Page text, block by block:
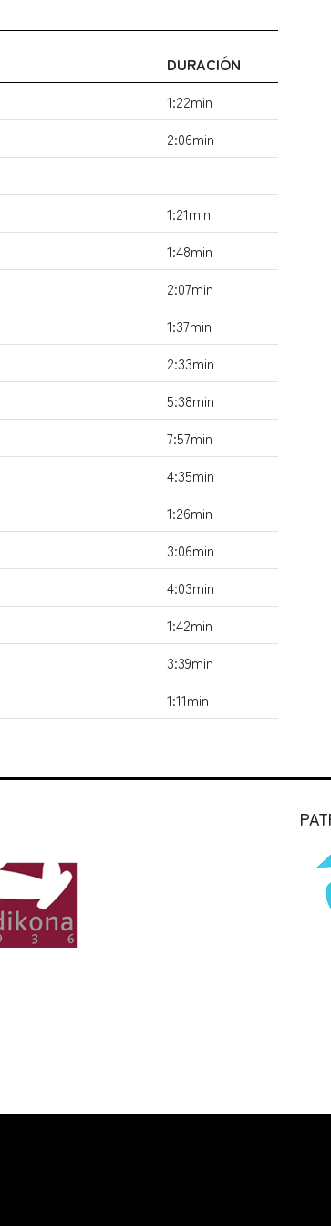
DURACIÓN
1:22min
2:06min
1:21min
1:48min
2:07min
1:37min
2:33min
5:38min
7:57min
4:35min
1:26min
3:06min
4:03min
1:42min
3:39min
1:11min